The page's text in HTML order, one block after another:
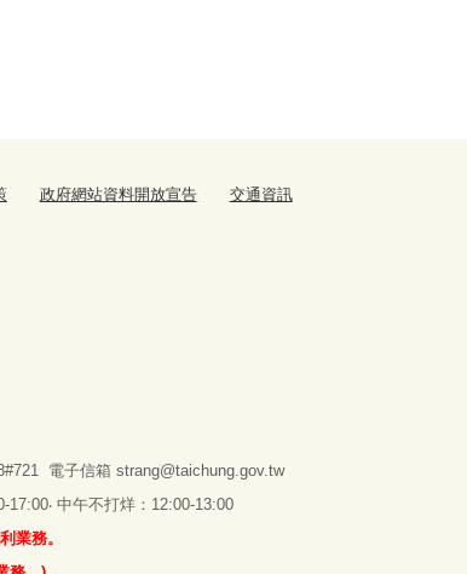
政府網站資料開放宣告 交通資訊
電子信箱 strang@taichung.gov.tw
中午不打烊：12:00-13:00
業務。